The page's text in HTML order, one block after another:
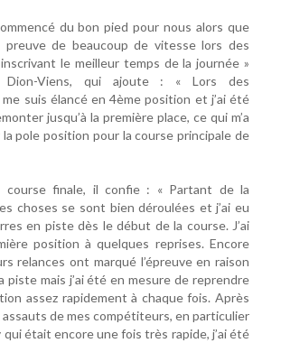
du bon pied pour nous alors que
de beaucoup de vitesse lors des
le meilleur temps de la journée »
Dion-Viens, qui ajoute : « Lors des
suis élancé en 4ème position et j’ai été
jusqu’à la première place, ce qui m’a
la pole position pour la course principale de
course finale, il confie : « Partant de la
choses se sont bien déroulées et j’ai eu
en piste dès le début de la course. J’ai
position à quelques reprises. Encore
relances ont marqué l’épreuve en raison
piste mais j’ai été en mesure de reprendre
assez rapidement à chaque fois. Après
de mes compétiteurs, en particulier
qui était encore une fois très rapide, j’ai été